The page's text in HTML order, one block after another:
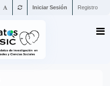
Iniciar Sesión Registro